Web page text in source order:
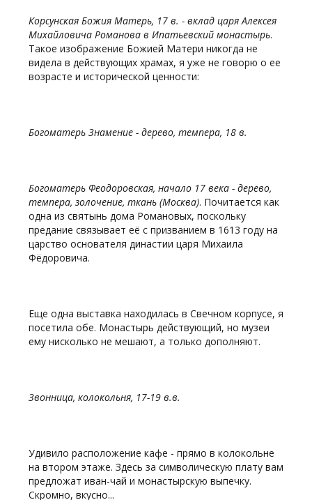
Корсунская Божия Матерь, 17 в. - вклад царя Алексея
Михайловича Романова в Ипатьевский монастырь.
Такое изображение Божией Матери никогда не
видела в действующих храмах, я уже не говорю о ее
возрасте и исторической ценности:
Богоматерь Знамение - дерево, темпера, 18 в.
Богоматерь Феодоровская, начало 17 века - дерево,
темпера, золочение, ткань (Москва). Почитается как
одна из святынь дома Романовых, поскольку
предание связывает её с призванием в 1613 году на
царство основателя династии царя Михаила
Фёдоровича.
Еще одна выставка находилась в Свечном корпусе, я
посетила обе. Монастырь действующий, но музеи
ему нисколько не мешают, а только дополняют.
Звонница, колокольня, 17-19 в.в.
Удивило расположение кафе - прямо в колокольне
на втором этаже. Здесь за символическую плату вам
предложат иван-чай и монастырскую выпечку.
Скромно, вкусно...